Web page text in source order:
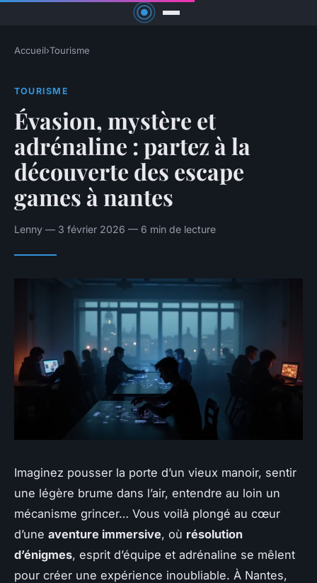
Accueil›Tourisme
TOURISME
Évasion, mystère et
adrénaline : partez à la
découverte des escape
games à nantes
Lenny — 3 février 2026 — 6 min de lecture
Imaginez pousser la porte d’un vieux manoir, sentir
une légère brume dans l’air, entendre au loin un
mécanisme grincer… Vous voilà plongé au cœur
d’une aventure immersive, où résolution
d’énigmes, esprit d’équipe et adrénaline se mêlent
pour créer une expérience inoubliable. À Nantes,